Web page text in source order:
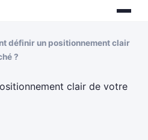
définir un positionnement clair
?